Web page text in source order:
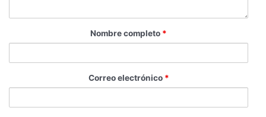
Nombre completo *
Correo electrónico *